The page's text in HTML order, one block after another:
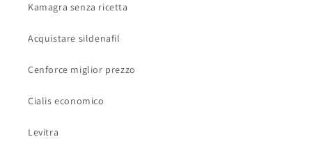
Kamagra senza ricetta
Acquistare sildenafil
Cenforce miglior prezzo
Cialis economico
Levitra